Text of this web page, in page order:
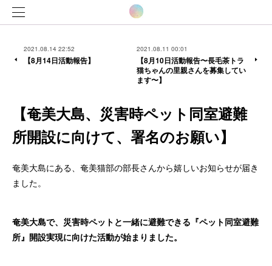
2021.08.14 22:52
【8月14日活動報告】
2021.08.11 00:01
【8月10日活動報告〜長毛茶トラ
猫ちゃんの里親さんを募集してい
ます〜】
【奄美大島、災害時ペット同室避難
所開設に向けて、署名のお願い】
奄美大島にある、奄美猫部の部長さんから嬉しいお知らせが届き
ました。
奄美大島で、災害時ペットと一緒に避難できる『ペット同室避難
所』開設実現に向けた活動が始まりました。